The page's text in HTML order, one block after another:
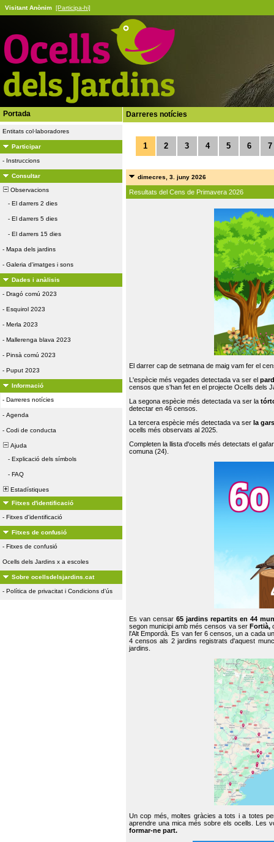
Visitant Anònim [Participa-hi]
Portada
Entitats col·laboradores
Participar
- Instruccions
Consultar
Observacions
- El darrers 2 dies
- El darrers 5 dies
- El darrers 15 dies
- Mapa dels jardins
- Galeria d'imatges i sons
Dades i anàlisis
- Dragó comú 2023
- Esquirol 2023
- Merla 2023
- Mallerenga blava 2023
- Pinsà comú 2023
- Puput 2023
Informació
- Darreres notícies
- Agenda
- Codi de conducta
Ajuda
- Explicació dels símbols
- FAQ
Estadístiques
Fitxes d'identificació
- Fitxes d'identificació
Fitxes de confusió
- Fitxes de confusió
Ocells dels Jardins x a escoles
Sobre ocellsdelsjardins.cat
- Política de privacitat i Condicions d'ús
Darreres notícies
1 2 3 4 5 6 7
dimecres, 3. juny 2026
Resultats del Cens de Primavera 2026
El darrer cap de setmana de maig vam fer el
L'espècie més vegades detectada va ser el
censos que s'han fet en el projecte Ocells dels
La segona espècie més detectada va ser la
detectar en 46 censos.
La tercera espècie més detectada va ser la
ocells més observats al 2025.
Completen la llista d'ocells més detectats el
comuna (24).
Es van censar65 jardins repartits en 44
segon municipi amb més censos va ser Fortià,
l'Alt Empordà. Es van fer 6 censos, un a cada
4 censos als 2 jardins registrats d'aquest
jardins.
Un cop més, moltes gràcies a tots i a totes
aprendre una mica més sobre els ocells. Les
formar-ne part.